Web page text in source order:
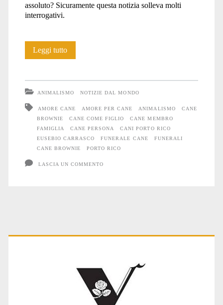
assoluto? Sicuramente questa notizia solleva molti
interrogativi.
Leggi tuttoPorto
di
un
ANIMALISMO NOTIZIE DAL MONDO
AMORE CANE AMORE PER CANE ANIMALISMO
CANE
BROWNIE
CANE COME FIGLIO
CANE MEMBRO
FAMIGLIA
CANE PERSONA
CANI PORTO RICO
EUSEBIO CARRASCO
FUNERALE CANE
FUNERALI
CANE BROWNIE
PORTO RICO
LASCIA UN COMMENTO
Primary